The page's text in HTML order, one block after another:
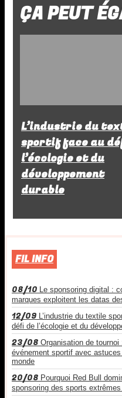
ÇA PEUT
L’industrie du
sportif face au
l’écologie et du
développement
durable
FIL INFO
08/10 Le sponsoring digital :
marques exploitent les datas
12/09 L’industrie du textile
défi de l’écologie et du
23/08 Organisation de
événement sportif avec
monde
20/08 Pourquoi Red Bull
sponsoring des sports